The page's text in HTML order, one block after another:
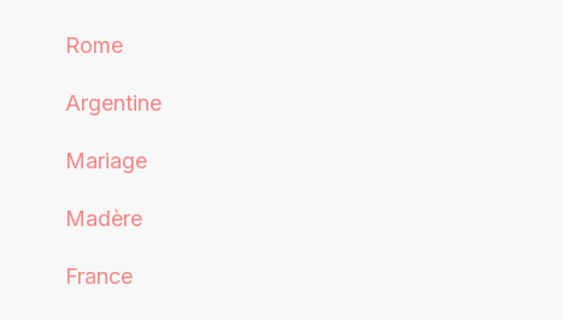
Rome
Argentine
Mariage
Madère
France